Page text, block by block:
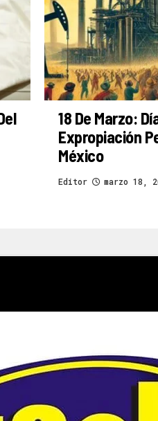
18 De Marzo:
Expropiación
México
Editor marzo 18,